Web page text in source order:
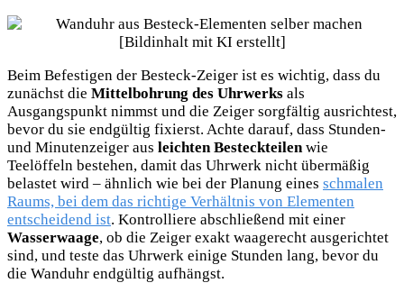
Beim Befestigen der Besteck-Zeiger ist es wichtig, dass du
zunächst die Mittelbohrung des Uhrwerks als
Ausgangspunkt nimmst und die Zeiger sorgfältig ausrichtest,
bevor du sie endgültig fixierst. Achte darauf, dass Stunden-
und Minutenzeiger aus leichten Besteckteilen wie
Teelöffeln bestehen, damit das Uhrwerk nicht übermäßig
belastet wird – ähnlich wie bei der Planung eines schmalen
Raums, bei dem das richtige Verhältnis von Elementen
entscheidend ist. Kontrolliere abschließend mit einer
Wasserwaage, ob die Zeiger exakt waagerecht ausgerichtet
sind, und teste das Uhrwerk einige Stunden lang, bevor du
die Wanduhr endgültig aufhängst.